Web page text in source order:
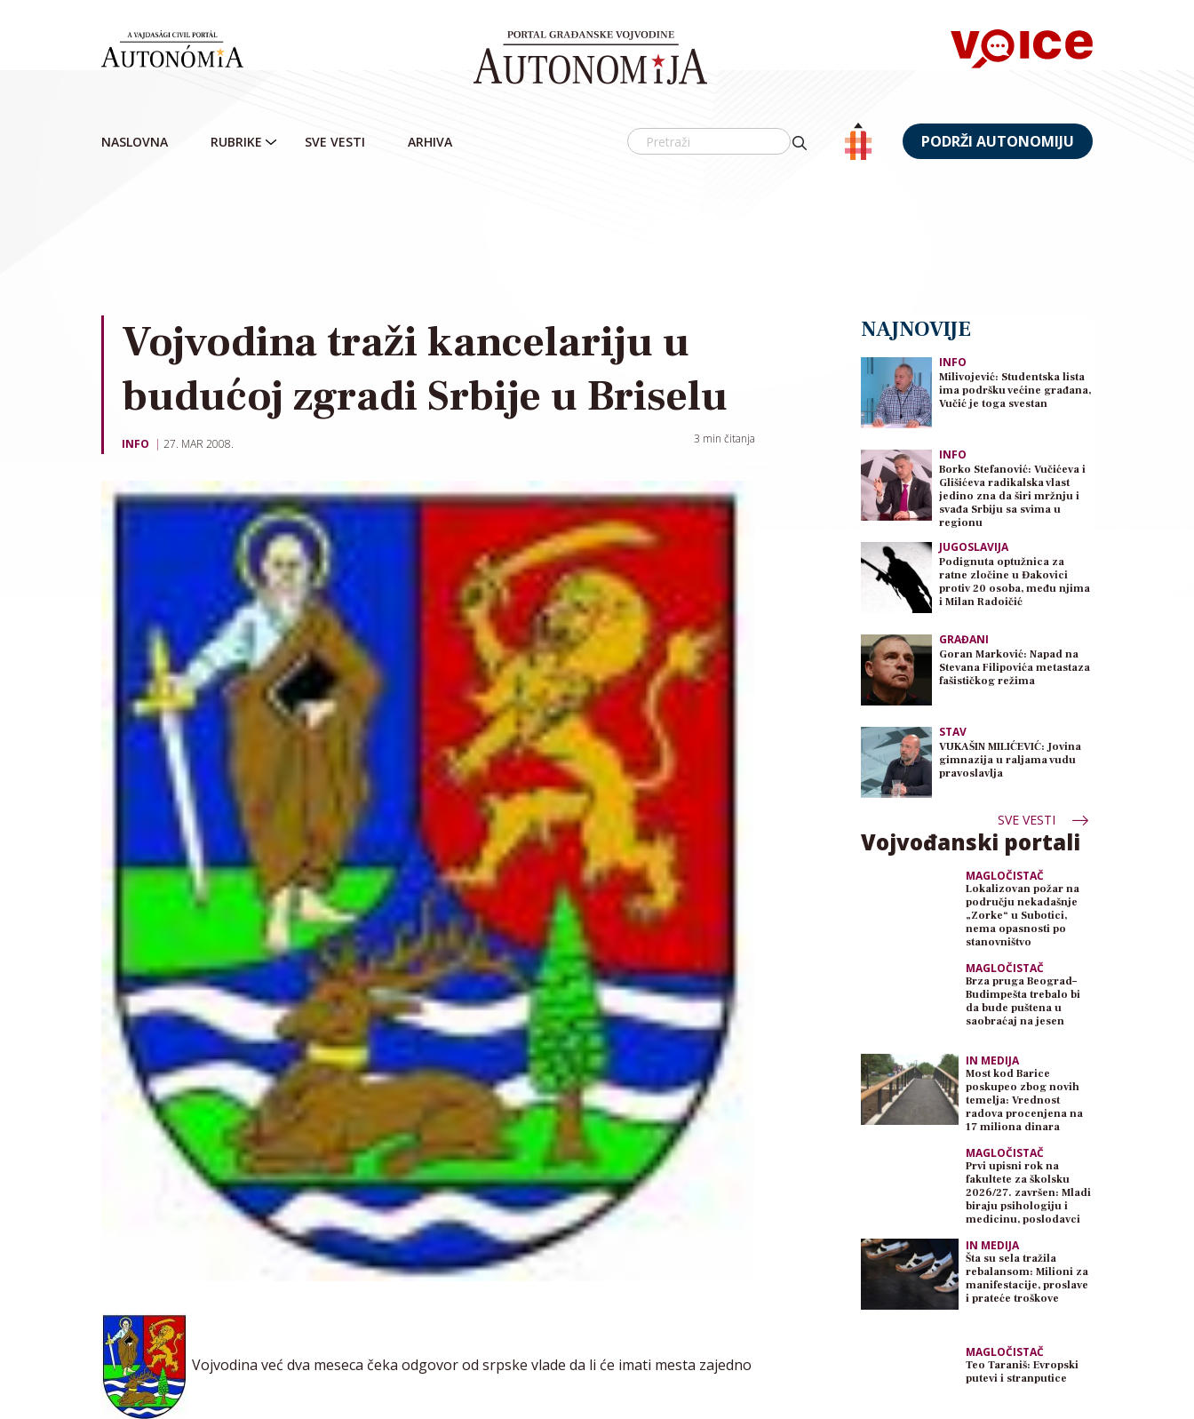
NASLOVNA RUBRIKE SVE VESTI ARHIVA PODRŽI AUTONOMIJU
Vojvodina traži kancelariju u
budućoj zgradi Srbije u Briselu
INFO 27. MAR 2008. 3 min čitanja
Vojvodina već dva meseca čeka odgovor od srpske vlade da li će imati mesta zajedno
NAJNOVIJE
INFO
Milivojević: Studentska lista
ima podršku većine građana,
Vučić je toga svestan
INFO
Borko Stefanović: Vučićeva i
Glišićeva radikalska vlast
jedino zna da širi mržnju i
svađa Srbiju sa svima u
regionu
JUGOSLAVIJA
Podignuta optužnica za
ratne zločine u Đakovici
protiv 20 osoba, među njima
i Milan Radoičić
GRAĐANI
Goran Marković: Napad na
Stevana Filipovića metastaza
fašističkog režima
STAV
VUKAŠIN MILIĆEVIĆ: Jovina
gimnazija u raljama vudu
pravoslavlja
SVE VESTI
Vojvođanski portali
MAGLOČISTAČ
Lokalizovan požar na
području nekadašnje
„Zorke“ u Subotici,
nema opasnosti po
stanovništvo
MAGLOČISTAČ
Brza pruga Beograd–
Budimpešta trebalo bi
da bude puštena u
saobraćaj na jesen
IN MEDIJA
Most kod Barice
poskupeo zbog novih
temelja: Vrednost
radova procenjena na
17 miliona dinara
MAGLOČISTAČ
Prvi upisni rok na
fakultete za školsku
2026/27. završen: Mladi
biraju psihologiju i
medicinu, poslodavci
IN MEDIJA
Šta su sela tražila
rebalansom: Milioni za
manifestacije, proslave
i prateće troškove
MAGLOČISTAČ
Teo Taraniš: Evropski
putevi i stranputice